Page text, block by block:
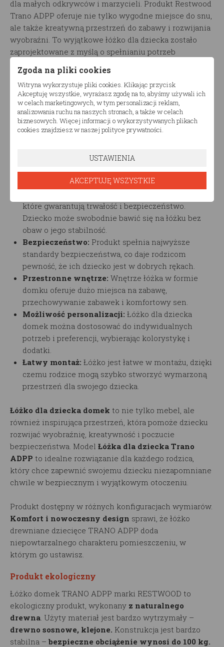
dla małych odkrywców i marzycieli. Produkt Restwood
Trano ADPP oferuje nie tylko wygodne miejsce do snu,
ale także kreatywną przestrzeń do zabawy i rozwijania
wyobraźni. To wyjątkowe łóżko dla dziecka zostało
zaprojektowane z myślą o spełnianiu potrzeb
dziecięcego pokoju.
Główne cechy produktu:
Design w formie domku:Łóżko dla dziecka domek
zostało wykonane z dbałością o detale, aby
dziecku przyjemność z przebywania w swoim
własnym magicznym miejscu.
Solidna konstrukcja:Łóżko zostało
które gwarantują trwałość i bezpieczeństwo.
Dziecko może swobodnie bawić się na łóżku bez
obaw o jego stabilność.
Bezpieczeństwo: Produkt spełnia najwyższe
standardy bezpieczeństwa, co daje rodzicom
pewność, że ich dziecko jest w dobrych rękach.
Przestronne wnętrze: Wnętrze łóżka w formie
domku oferuje dużo miejsca na zabawę,
przechowywanie zabawek i komfortowy sen.
Możliwość personalizacji: Łóżko dla dziecka
domek można dostosować do indywidualnych
potrzeb i preferencji, wybierając kolorystykę i
dodatki.
Łatwy montaż: Łóżko jest łatwe w montażu, dzięki
czemu rodzice mogą szybko stworzyć wymarzoną
przestrzeń dla swojego dziecka.
Łóżko dla dziecka domek to nie tylko mebel, ale
również inspirująca przestrzeń, która pomoże dziecku
rozwijać wyobraźnię, kreatywność i poczucie
bezpieczeństwa. Model Łóżka dla dziecka Trano
ADPP to idealne rozwiązanie dla każdego rodzica,
który chce zapewnić swojemu dziecku niezapomniane
chwile w bezpiecznym i wyjątkowym otoczeniu.
Produkt dostępny w różnych konfiguracjach wymiarów.
Komfort i nowoczesny design sprawi, że łóżko
drewniane dziecięce TRANO ADPP doda
niepowtarzalnego charakteru pomieszczeniu, w
którym go ustawisz.
Produkt ekologiczny
Łóżko domek TRANO ADPP marki RESTWOOD to
ekologiczny produkt, wykonany z naturalnego
drewna. Użyty materiał jest bardzo wytrzymały –
drewno sosnowe, klejone. Konstrukcja jest bardzo
stabilna – bezpieczne obciążenie wynosi do 100 kg.
Zgoda na pliki cookies
Witryna wykorzystuje pliki cookies. Klikając przycisk
Akceptuję wszystkie, wyrażasz zgodę na to, abyśmy używali ich
w celach marketingowych, w tym personalizacji reklam,
analizowania ruchu na naszych stronach, a także w celach
biznesowych. Więcej informacji o wykorzystywanych plikach
cookies znajdziesz w naszej polityce prywatności.
USTAWIENIA
AKCEPTUJĘ WSZYSTKIE